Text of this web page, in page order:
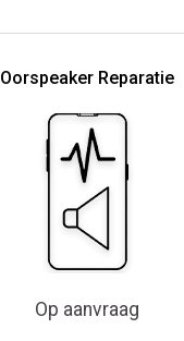
Oorspeaker Reparatie
Op aanvraag